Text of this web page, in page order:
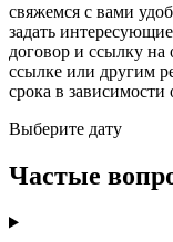
свяжемся с вами
задать
договор и ссылку
ссылке или другим
срока в зависимости
Выберите дату
Частые